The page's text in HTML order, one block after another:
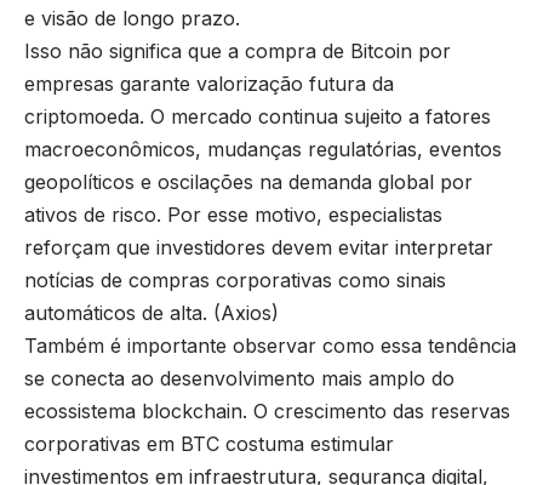
e visão de longo prazo.
Isso não significa que a compra de Bitcoin por
empresas garante valorização futura da
criptomoeda. O mercado continua sujeito a fatores
macroeconômicos, mudanças regulatórias, eventos
geopolíticos e oscilações na demanda global por
ativos de risco. Por esse motivo, especialistas
reforçam que investidores devem evitar interpretar
notícias de compras corporativas como sinais
automáticos de alta. (Axios)
Também é importante observar como essa tendência
se conecta ao desenvolvimento mais amplo do
ecossistema blockchain. O crescimento das reservas
corporativas em BTC costuma estimular
investimentos em infraestrutura, segurança digital,